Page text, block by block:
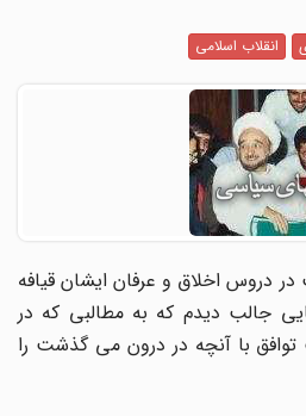
انقلاب اسلامی
دروس اخلاق و عرفان ایشان قیافه
جالب دیدم که به مطالبی که در
با آنچه در درون می گذشت را